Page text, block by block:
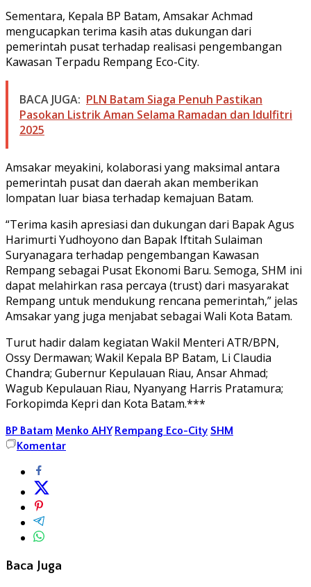
Sementara, Kepala BP Batam, Amsakar Achmad
mengucapkan terima kasih atas dukungan dari
pemerintah pusat terhadap realisasi pengembangan
Kawasan Terpadu Rempang Eco-City.
BACA JUGA: PLN Batam Siaga Penuh Pastikan
Pasokan Listrik Aman Selama Ramadan dan Idulfitri
2025
Amsakar meyakini, kolaborasi yang maksimal antara
pemerintah pusat dan daerah akan memberikan
lompatan luar biasa terhadap kemajuan Batam.
“Terima kasih apresiasi dan dukungan dari Bapak Agus
Harimurti Yudhoyono dan Bapak Iftitah Sulaiman
Suryanagara terhadap pengembangan Kawasan
Rempang sebagai Pusat Ekonomi Baru. Semoga, SHM ini
dapat melahirkan rasa percaya (trust) dari masyarakat
Rempang untuk mendukung rencana pemerintah,” jelas
Amsakar yang juga menjabat sebagai Wali Kota Batam.
Turut hadir dalam kegiatan Wakil Menteri ATR/BPN,
Ossy Dermawan; Wakil Kepala BP Batam, Li Claudia
Chandra; Gubernur Kepulauan Riau, Ansar Ahmad;
Wagub Kepulauan Riau, Nyanyang Harris Pratamura;
Forkopimda Kepri dan Kota Batam.***
BP Batam Menko AHY Rempang Eco-City SHM
Komentar
Baca Juga